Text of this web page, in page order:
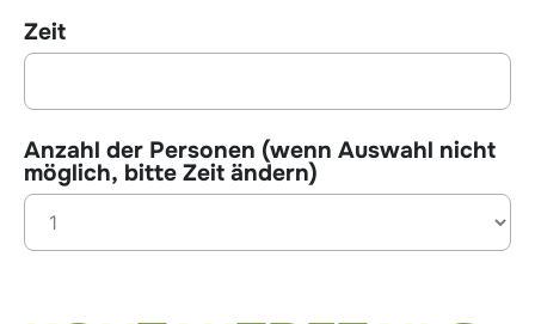
Zeit
Anzahl der Personen (wenn Auswahl nicht
möglich, bitte Zeit ändern)